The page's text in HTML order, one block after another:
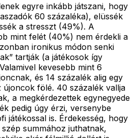
egyre inkább játszani, hogy
60 százaléka), elüssék
a stresszt (49%). A
mint felét (40%) nem érdekli a
ironikus módon senki
tartják (a játékosok így
kevesebb mint 6
és 14 százalék alig egy
újoncok fölé. 40 százalék vallja
a megkérdezettek egynegyede
pedig úgy érzi, versenybe
játékossal is. Érdekesség, hogy
summához juthatnak,